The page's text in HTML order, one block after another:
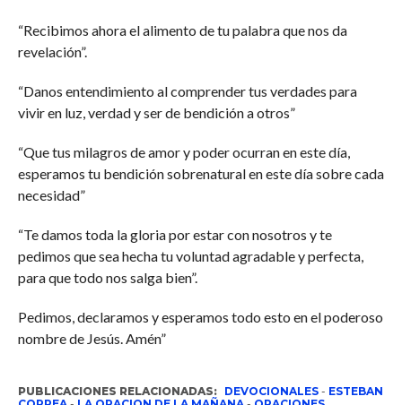
“Recibimos ahora el alimento de tu palabra que nos da
revelación”.
“Danos entendimiento al comprender tus verdades para
vivir en luz, verdad y ser de bendición a otros”
“Que tus milagros de amor y poder ocurran en este día,
esperamos tu bendición sobrenatural en este día sobre cada
necesidad”
“Te damos toda la gloria por estar con nosotros y te
pedimos que sea hecha tu voluntad agradable y perfecta,
para que todo nos salga bien”.
Pedimos, declaramos y esperamos todo esto en el poderoso
nombre de Jesús. Amén”
PUBLICACIONES RELACIONADAS: DEVOCIONALES- ESTEBAN